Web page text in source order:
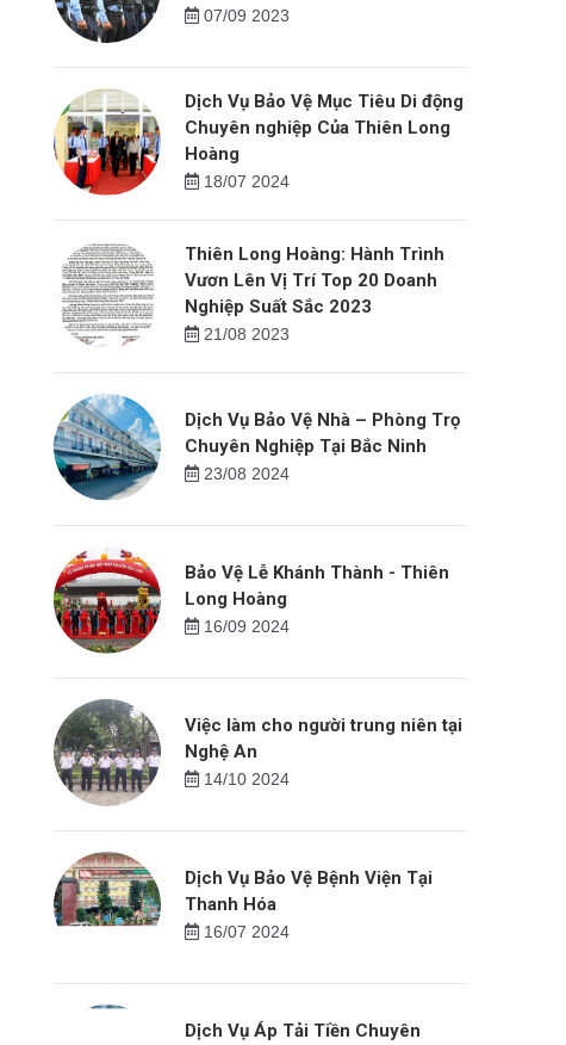
07/09 2023
Dịch Vụ Bảo Vệ Mục Tiêu Di động
Chuyên nghiệp Của Thiên Long
Hoàng
18/07 2024
Thiên Long Hoàng: Hành Trình
Vươn Lên Vị Trí Top 20 Doanh
Nghiệp Suất Sắc 2023
21/08 2023
Dịch Vụ Bảo Vệ Nhà – Phòng Trọ
Chuyên Nghiệp Tại Bắc Ninh
23/08 2024
Bảo Vệ Lễ Khánh Thành - Thiên
Long Hoàng
16/09 2024
Việc làm cho người trung niên tại
Nghệ An
14/10 2024
Dịch Vụ Bảo Vệ Bệnh Viện Tại
Thanh Hóa
16/07 2024
Dịch Vụ Áp Tải Tiền Chuyên